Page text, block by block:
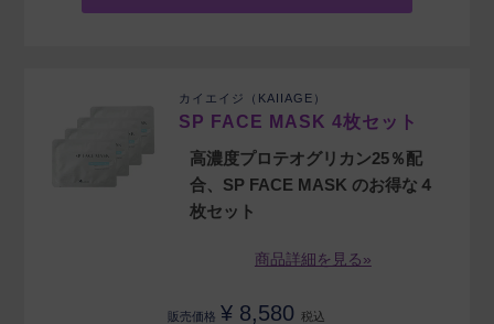
カイエイジ（KAIIAGE）
SP FACE MASK 4枚セット
高濃度プロテオグリカン25％配
合、SP FACE MASK のお得な４
枚セット
商品詳細を見る»
販売価格 ¥ 8,580 税込